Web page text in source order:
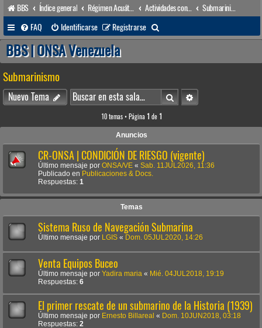
BBS Índice general Actividades conexas
Submarinismo
FAQ
Identificarse Registrarse
u
a
r
BBS | ONSA Venezuela
Submarinismo
Nuevo Tema BuscarBúsqueda avanzada
10 temas • Página 1 de 1
Anuncios
CR-ONSA | CONDICIÓN DE RIESGO (vigente)
Último mensaje por ONSA/VE « Sab. 11JUL2026, 11:36
Publicado en Publicaciones & Docs.
Respuestas: 1
Temas
Sistema Ruso de Navegación Submarina
Último mensaje por LGIS « Dom. 05JUL2020, 14:26
Venta Equipos Buceo
Último mensaje por Yadira maria « Mié. 04JUL2018, 19:19
Respuestas: 6
El primer rescate de un submarino de la Historia (1939)
Último mensaje por Ernesto Billareal « Dom. 10JUN2018, 03:18
Respuestas: 2